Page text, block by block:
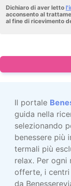
Dichiaro di aver letto
acconsento al
al fine di ricevimento
Il portale
guida nella
selezionando
benessere più
termali più
relax. Per ogni
offerte, i centri
da